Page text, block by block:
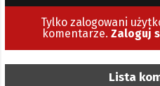
Tylko zalogowani
komentarze. Zaloguj
Lista